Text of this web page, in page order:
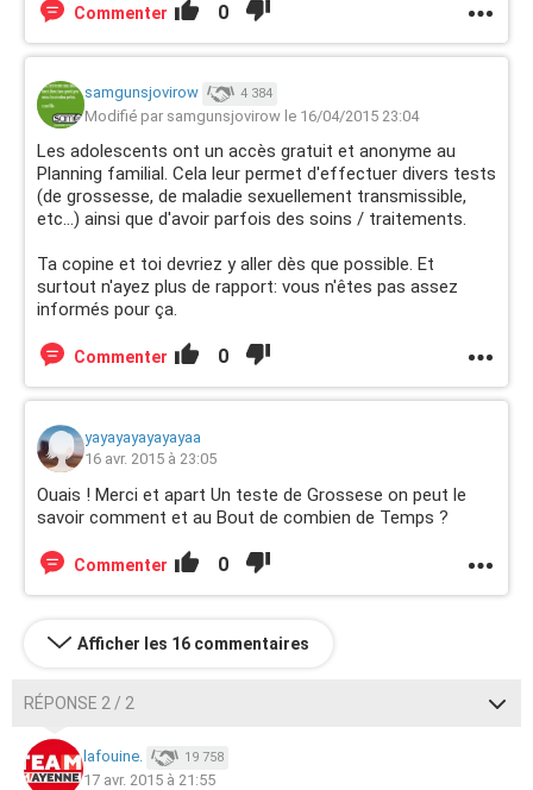
Commenter 0
samgunsjovirow 4 384
Modifié par samgunsjovirow le 16/04/2015 23:04
Les adolescents ont un accès gratuit et anonyme au
Planning familial. Cela leur permet d'effectuer divers tests
(de grossesse, de maladie sexuellement transmissible,
etc...) ainsi que d'avoir parfois des soins / traitements.
Ta copine et toi devriez y aller dès que possible. Et
surtout n'ayez plus de rapport: vous n'êtes pas assez
informés pour ça.
Commenter 0
yayayayayayayaa
16 avr. 2015 à 23:05
Ouais ! Merci et apart Un teste de Grossese on peut le
savoir comment et au Bout de combien de Temps ?
Commenter 0
Afficher les 16 commentaires
RÉPONSE 2 / 2
lafouine. 19 758
17 avr. 2015 à 21:55